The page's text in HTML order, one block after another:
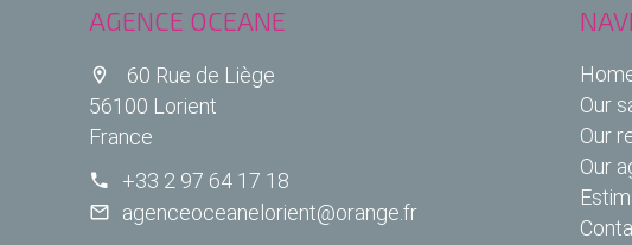
AGENCE OCEANE
60 Rue de Liège
56100 Lorient
France
+33 2 97 64 17 18
agenceoceanelorient@orange.fr
Our
Our
Our